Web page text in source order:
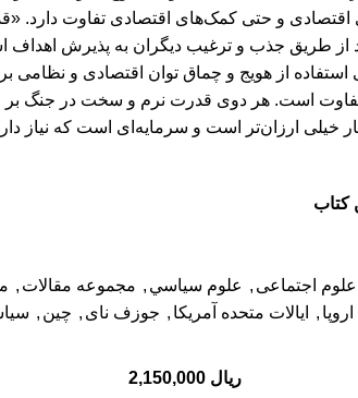
اقتصادی و حتی کمک‌های اقتصادی تفاوت دارد.
طریق جذب و ترغیب دیگران به پذیرش اهداف
از هویج و چماق توان اقتصادی و نظامی
است. هر دوی قدرت نرم و سخت در جنگ
خیلی ارزان‌تر است و سرمایه‌ای است که نیاز
علوم اجتماعی , علوم سياسي , مجموعه مقالات ,
اروپا , ایالات متحده آمریکا , جوزف نای , چین ,
ریال